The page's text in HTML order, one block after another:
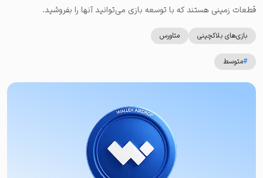
قطعات زمینی هستند که با توسعه بازی می‌توانید آنها را بفروشید.
بازی‌های بلاکچینی متاورس
#متوسط